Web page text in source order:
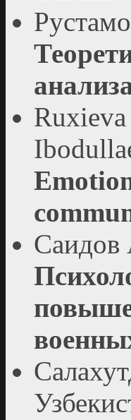
Саидов